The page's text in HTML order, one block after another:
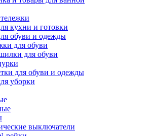
кухни и готовки
обуви и одежды
для обуви
для обуви
для обуви и одежды
уборки
выключатели